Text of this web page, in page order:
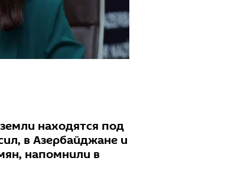
находятся под
в Азербайджане и
напомнили в